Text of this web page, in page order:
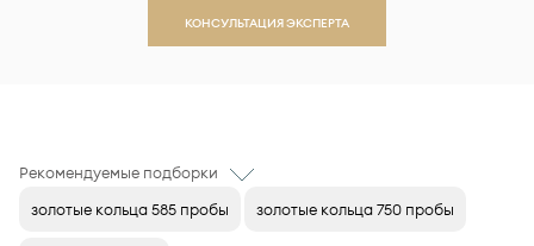
КОНСУЛЬТАЦИЯ ЭКСПЕРТА
Рекомендуемые подборки
золотые кольца 585 пробы
золотые кольца 750 пробы